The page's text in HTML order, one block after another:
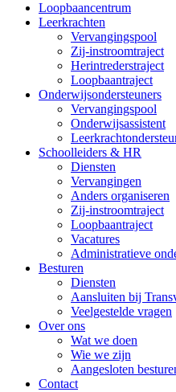
Loopbaancentrum
Leerkrachten
Vervangingspool
Zij-instroomtraject
Herintrederstraject
Loopbaantraject
Onderwijsondersteuners
Vervangingspool
Onderwijsassistent
Schoolleiders & HR
Diensten
Vervangingen
Anders organiseren
Zij-instroomtraject
Loopbaantraject
Vacatures
Administratieve
Besturen
Diensten
Aansluiten bij
Veelgestelde vragen
Over ons
Wat we doen
Wie we zijn
Aangesloten
Contact